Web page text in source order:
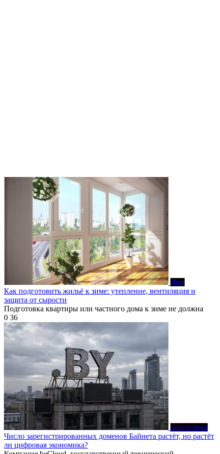
Дом
Как подготовить жильё к зиме: утепление, вентиляция и
защита от сырости
Подготовка квартиры или частного дома к зиме не должна
0 36
Аналитика
Число зарегистрированных доменов Байнета растёт, но растёт
ли цифровая экономика?